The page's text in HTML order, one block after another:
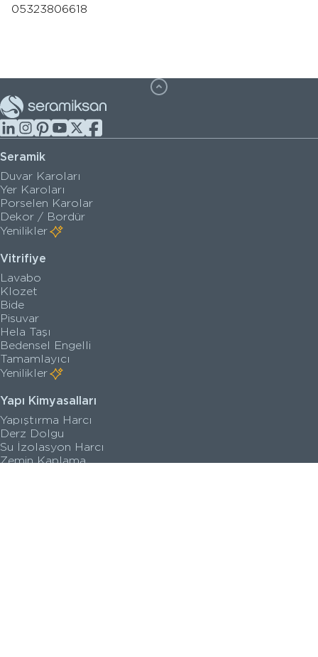
05323806618
Seramik
Duvar Karoları
Yer Karoları
Porselen Karolar
Dekor / Bordür
Yenilikler
Vitrifiye
Lavabo
Klozet
Bide
Pisuvar
Hela Taşı
Bedensel Engelli
Tamamlayıcı
Yenilikler
Yapı Kimyasalları
Yapıştırma Harcı
Derz Dolgu
Su İzolasyon Harcı
Zemin Kaplama